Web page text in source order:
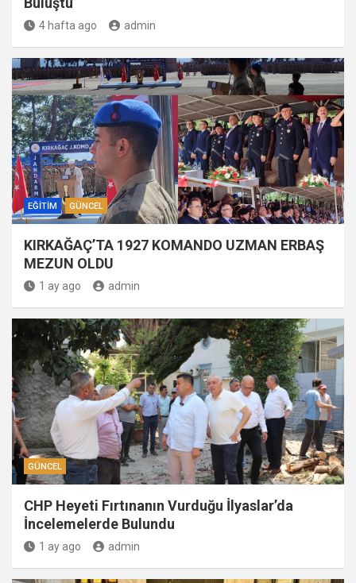
4 hafta ago admin
EĞITIM GÜNCEL
KIRKAĞAÇ’TA 1927 KOMANDO UZMAN ERBAŞ
MEZUN OLDU
1 ay ago admin
GÜNCEL
CHP Heyeti Fırtınanın Vurduğu İlyaslar’da
İncelemelerde Bulundu
1 ay ago admin